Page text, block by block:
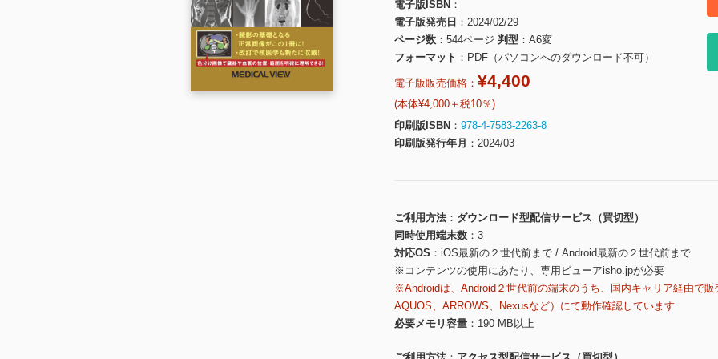
電子版ISBN
電子版発売日
2024/02/29
ページ数
544ページ 判型
A6変
フォーマット
PDF（パソコンへのダウンロード不可）
電子版販売価格： ¥4,400
(本体¥4,000＋税10％)
印刷版ISBN
978-4-7583-2263-8
印刷版発行年月
2024/03
ご利用方法
ダウンロード型配信サービス（買切型）
同時使用端末数
3
対応OS
iOS最新の２世代前まで / Android最新の２世代前まで
※コンテンツの使用にあたり、専用ビューアisho.jpが必要
※Androidは、Android２世代前の端末のうち、国内キャリア経由で
AQUOS、ARROWS、Nexusなど）にて動作確認しています
必要メモリ容量
190 MB以上